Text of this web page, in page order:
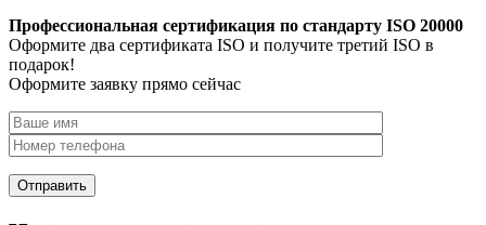
Профессиональная сертификация по стандарту ISO 20000
Оформите два сертификата ISO и получите третий ISO в
подарок!
Оформите заявку прямо сейчас